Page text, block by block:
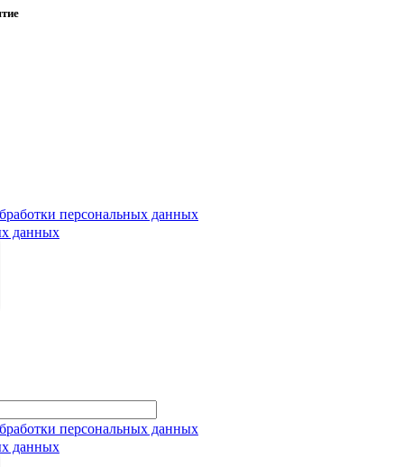
персональных данных
данных
персональных данных
данных